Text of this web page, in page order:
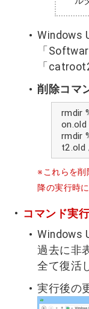
Windows
「
「
削除コマ
rmdir
rmdir
t2.old
※これらを削
降の実行時
コマンド実
Windows
過去に非
全て復活
実行後の